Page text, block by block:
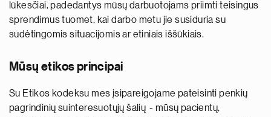
lūkesčiai, padedantys mūsų darbuotojams priimti teisingus
sprendimus tuomet, kai darbo metu jie susiduria su
sudėtingomis situacijomis ar etiniais iššūkiais.
Mūsų etikos principai
Su Etikos kodeksu mes įsipareigojame pateisinti penkių
pagrindinių suinteresuotųjų šalių - mūsų pacientų,